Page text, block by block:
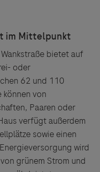
bietet auf
oder
62 und 110
von
Paaren oder
verfügt außerdem
sowie einen
wird
grünem Strom und